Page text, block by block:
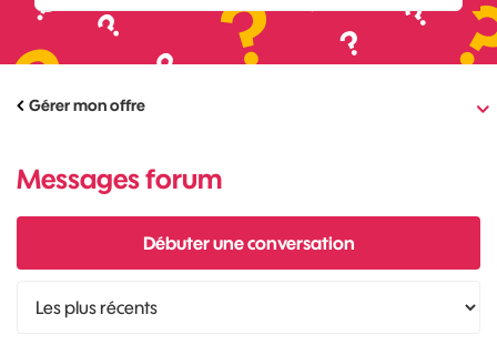
Gérer mon offre
Messages forum
Débuter une conversation